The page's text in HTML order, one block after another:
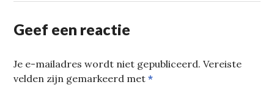
Geef een reactie
Je e-mailadres wordt niet gepubliceerd. Vereiste
velden zijn gemarkeerd met*